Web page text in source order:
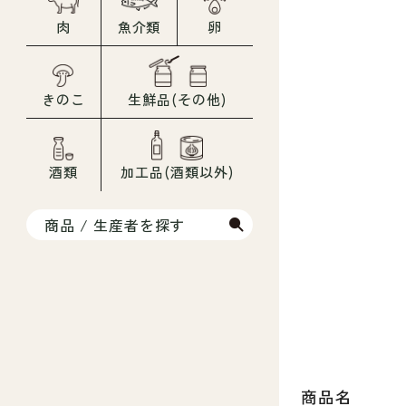
肉 魚介類 卵
きのこ 生鮮品(その他)
酒類 加工品(酒類以外)
商品 / 生産者を探す
商品名